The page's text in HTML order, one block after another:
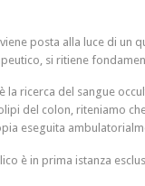
viene posta alla luce di
si ritiene
la ricerca del sangue
del colon, riteniamo
eseguita
è in prima istanza